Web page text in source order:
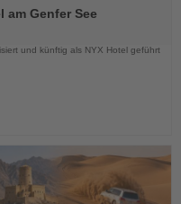
Genfer See
und künftig als NYX Hotel geführt